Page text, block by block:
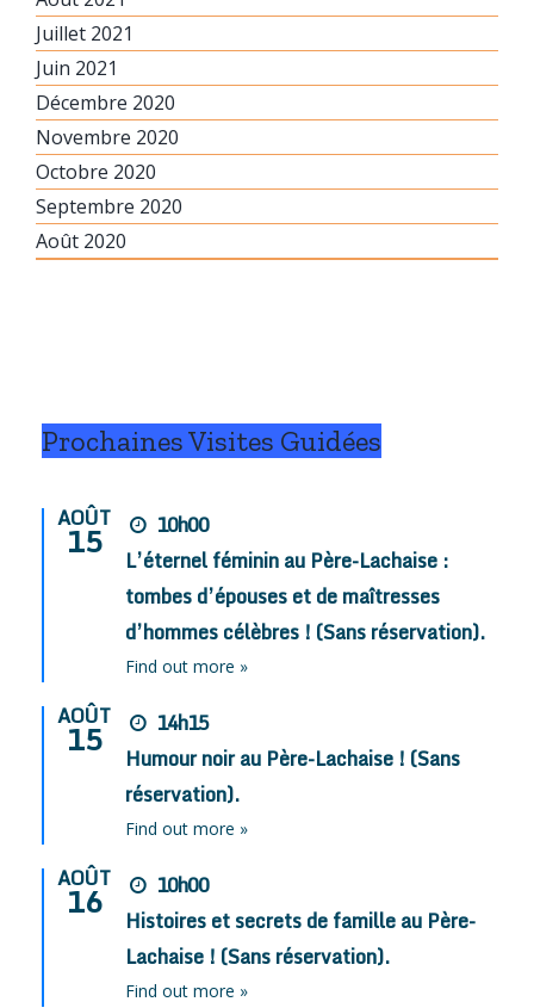
Juillet 2021
Juin 2021
Décembre 2020
Novembre 2020
Octobre 2020
Septembre 2020
Août 2020
Prochaines Visites Guidées
AOÛT
15
10h00
L’éternel féminin au Père-Lachaise :
tombes d’épouses et de maîtresses
d’hommes célèbres ! (Sans réservation).
Find out more »
AOÛT
15
14h15
Humour noir au Père-Lachaise ! (Sans
réservation).
Find out more »
AOÛT
16
10h00
Histoires et secrets de famille au Père-
Lachaise ! (Sans réservation).
Find out more »